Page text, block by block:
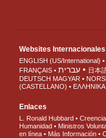
Websites Internacionales
ENGLISH (US/International)
FRANÇAIS
עברית 日本
DEUTSCH MAGYAR
(CASTELLANO)
ΕΛΛΗΝΙΚA
Enlaces
L. Ronald Hubbard
Humanidad
Ministros
en línea
Más Información